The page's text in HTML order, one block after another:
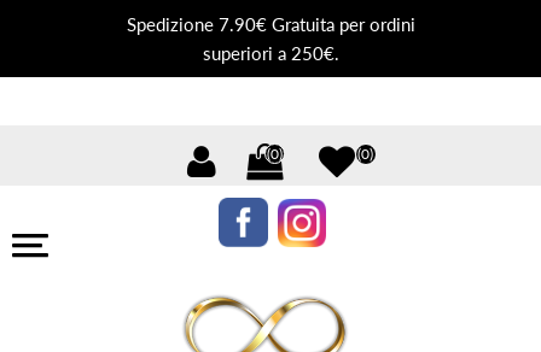
Spedizione 7.90€ Gratuita per ordini
superiori a 250€.
(0) (0)